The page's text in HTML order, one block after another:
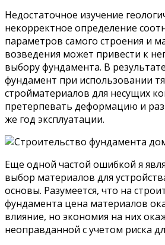
Недостаточное изучение
некорректное определение
параметров самого строения и
возведения может привести к
выбору фундамента. В
фундамент при использовании
стройматериалов для несущих
претерпевать деформацию и
же год эксплуатации.
Еще одной частой ошибкой я
выбор материалов для
основы. Разумеется, что на
фундамента цена материалов
влияние, но экономия на них
неоправданной с учетом риска